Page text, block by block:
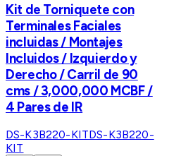
Kit de Torniquete con
Terminales Faciales
incluidas / Montajes
Incluidos / Izquierdo y
Derecho / Carril de 90
cms / 3,000,000 MCBF /
4 Pares de IR
DS-K3B220-KITDS-K3B220-
KIT